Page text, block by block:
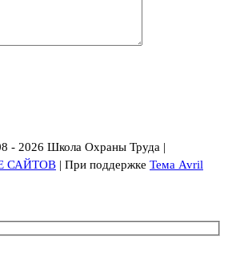
- 2026 Школа Охраны Труда |
САЙТОВ | При поддержке Тема Avril